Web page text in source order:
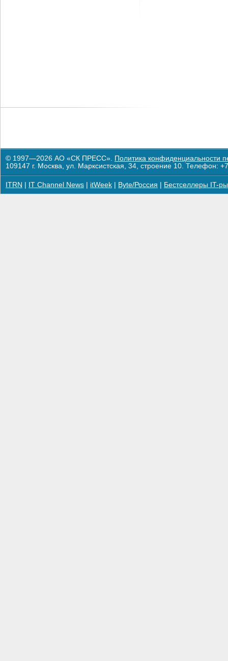
© 1997—2026 АО «СК ПРЕСС». Политика конфиденциальности
109147 г. Москва, ул. Марксистская, 34, строение 10. Телефон:
ITRN IT Channel News itWeek Byte/Россия Бестселлеры IT-